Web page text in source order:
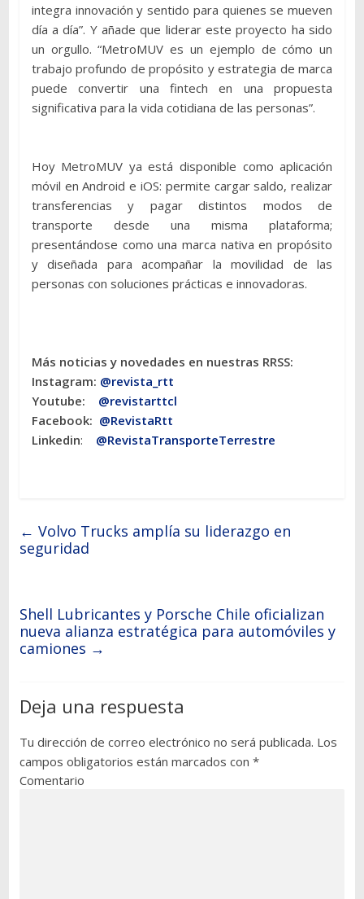
integra innovación y sentido para quienes se mueven
día a día”. Y añade que liderar este proyecto ha sido
un orgullo. “MetroMUV es un ejemplo de cómo un
trabajo profundo de propósito y estrategia de marca
puede convertir una fintech en una propuesta
significativa para la vida cotidiana de las personas”.
Hoy MetroMUV ya está disponible como aplicación
móvil en Android e iOS: permite cargar saldo, realizar
transferencias y pagar distintos modos de
transporte desde una misma plataforma;
presentándose como una marca nativa en propósito
y diseñada para acompañar la movilidad de las
personas con soluciones prácticas e innovadoras.
Más noticias y novedades en nuestras RRSS:
Instagram: @revista_rtt
Youtube: @revistarttcl
Facebook: @RevistaRtt
Linkedin: @RevistaTransporteTerrestre
← Volvo Trucks amplía su liderazgo en
seguridad
Shell Lubricantes y Porsche Chile oficializan
nueva alianza estratégica para automóviles y
camiones →
Deja una respuesta
Tu dirección de correo electrónico no será publicada. Los
campos obligatorios están marcados con *
Comentario